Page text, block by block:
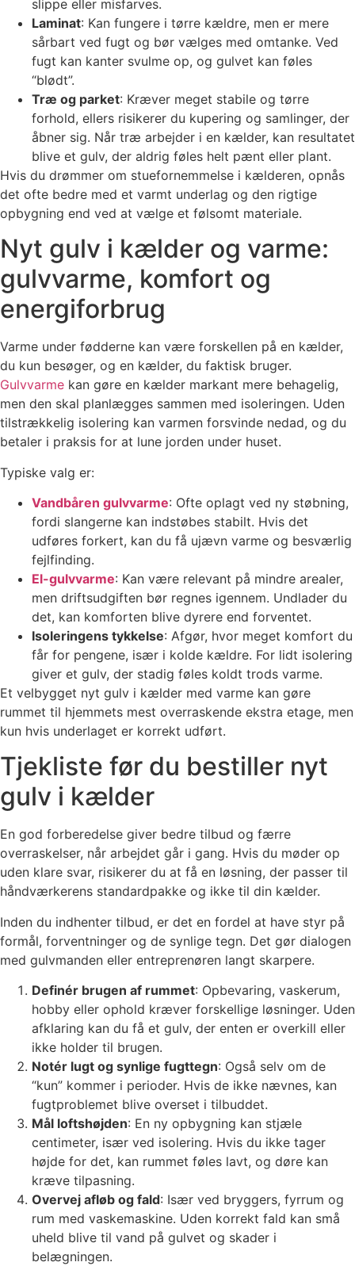
slippe eller misfarves.
Laminat: Kan fungere i tørre kældre, men er mere
sårbart ved fugt og bør vælges med omtanke. Ved
fugt kan kanter svulme op, og gulvet kan føles
“blødt”.
Træ og parket: Kræver meget stabile og tørre
forhold, ellers risikerer du kupering og samlinger, der
åbner sig. Når træ arbejder i en kælder, kan resultatet
blive et gulv, der aldrig føles helt pænt eller plant.
Hvis du drømmer om stuefornemmelse i kælderen, opnås
det ofte bedre med et varmt underlag og den rigtige
opbygning end ved at vælge et følsomt materiale.
Nyt gulv i kælder og varme:
gulvvarme, komfort og
energiforbrug
Varme under fødderne kan være forskellen på en kælder,
du kun besøger, og en kælder, du faktisk bruger.
Gulvvarme kan gøre en kælder markant mere behagelig,
men den skal planlægges sammen med isoleringen. Uden
tilstrækkelig isolering kan varmen forsvinde nedad, og du
betaler i praksis for at lune jorden under huset.
Typiske valg er:
Vandbåren gulvvarme: Ofte oplagt ved ny støbning,
fordi slangerne kan indstøbes stabilt. Hvis det
udføres forkert, kan du få ujævn varme og besværlig
fejlfinding.
El-gulvvarme: Kan være relevant på mindre arealer,
men driftsudgiften bør regnes igennem. Undlader du
det, kan komforten blive dyrere end forventet.
Isoleringens tykkelse: Afgør, hvor meget komfort du
får for pengene, især i kolde kældre. For lidt isolering
giver et gulv, der stadig føles koldt trods varme.
Et velbygget nyt gulv i kælder med varme kan gøre
rummet til hjemmets mest overraskende ekstra etage, men
kun hvis underlaget er korrekt udført.
Tjekliste før du bestiller nyt
gulv i kælder
En god forberedelse giver bedre tilbud og færre
overraskelser, når arbejdet går i gang. Hvis du møder op
uden klare svar, risikerer du at få en løsning, der passer til
håndværkerens standardpakke og ikke til din kælder.
Inden du indhenter tilbud, er det en fordel at have styr på
formål, forventninger og de synlige tegn. Det gør dialogen
med gulvmanden eller entreprenøren langt skarpere.
Definér brugen af rummet: Opbevaring, vaskerum,
hobby eller ophold kræver forskellige løsninger. Uden
afklaring kan du få et gulv, der enten er overkill eller
ikke holder til brugen.
Notér lugt og synlige fugttegn: Også selv om de
“kun” kommer i perioder. Hvis de ikke nævnes, kan
fugtproblemet blive overset i tilbuddet.
Mål loftshøjden: En ny opbygning kan stjæle
centimeter, især ved isolering. Hvis du ikke tager
højde for det, kan rummet føles lavt, og døre kan
kræve tilpasning.
Overvej afløb og fald: Især ved bryggers, fyrrum og
rum med vaskemaskine. Uden korrekt fald kan små
uheld blive til vand på gulvet og skader i
belægningen.